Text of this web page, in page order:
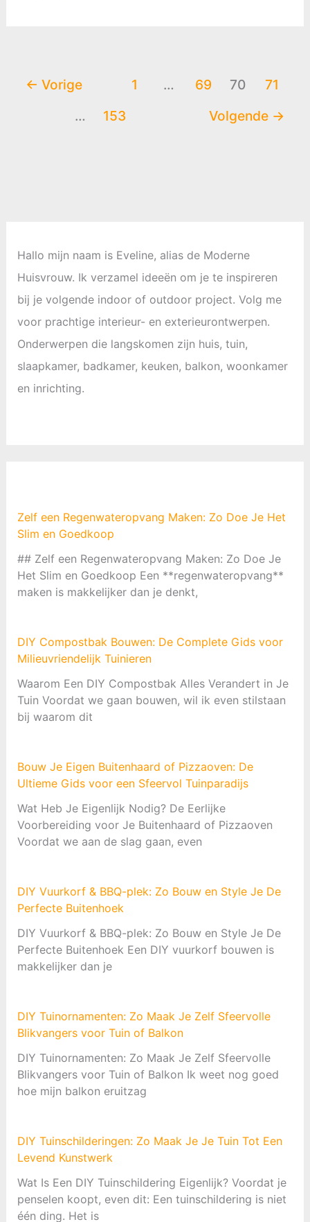
Bossen
Apeldoorn
← Vorige 1 … 69 70
71
…
153 Volgende →
Hallo mijn naam is Eveline, alias de Moderne
Huisvrouw. Ik verzamel ideeën om je te inspireren
bij je volgende indoor of outdoor project. Volg me
voor prachtige interieur- en exterieurontwerpen.
Onderwerpen die langskomen zijn huis, tuin,
slaapkamer, badkamer, keuken, balkon, woonkamer
en inrichting.
Zelf een Regenwateropvang Maken: Zo Doe Je Het
Slim en Goedkoop
## Zelf een Regenwateropvang Maken: Zo Doe Je
Het Slim en Goedkoop Een **regenwateropvang**
maken is makkelijker dan je denkt,
DIY Compostbak Bouwen: De Complete Gids voor
Milieuvriendelijk Tuinieren
Waarom Een DIY Compostbak Alles Verandert in Je
Tuin Voordat we gaan bouwen, wil ik even stilstaan
bij waarom dit
Bouw Je Eigen Buitenhaard of Pizzaoven: De
Ultieme Gids voor een Sfeervol Tuinparadijs
Wat Heb Je Eigenlijk Nodig? De Eerlijke
Voorbereiding voor Je Buitenhaard of Pizzaoven
Voordat we aan de slag gaan, even
DIY Vuurkorf & BBQ-plek: Zo Bouw en Style Je De
Perfecte Buitenhoek
DIY Vuurkorf & BBQ-plek: Zo Bouw en Style Je De
Perfecte Buitenhoek Een DIY vuurkorf bouwen is
makkelijker dan je
DIY Tuinornamenten: Zo Maak Je Zelf Sfeervolle
Blikvangers voor Tuin of Balkon
DIY Tuinornamenten: Zo Maak Je Zelf Sfeervolle
Blikvangers voor Tuin of Balkon Ik weet nog goed
hoe mijn balkon eruitzag
DIY Tuinschilderingen: Zo Maak Je Je Tuin Tot Een
Levend Kunstwerk
Wat Is Een DIY Tuinschildering Eigenlijk? Voordat je
penselen koopt, even dit: Een tuinschildering is niet
één ding. Het is